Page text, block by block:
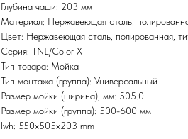
Глубина чаши: 203 мм
Материал: Нержавеющая сталь,
Цвет: Нержавеющая сталь, полированная,
Серия: TNL/Color X
Тип товара: Мойка
Тип монтажа (группа): Универсальный
Размер мойки (ширина), мм: 505.0
Размер мойки (группа): 500-600 мм
lwh: 550x505x203 mm